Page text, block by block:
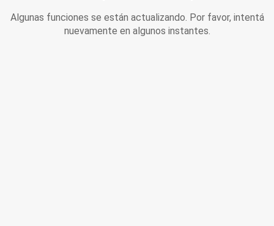
Algunas funciones se están actualizando. Por favor, intentá
nuevamente en algunos instantes.